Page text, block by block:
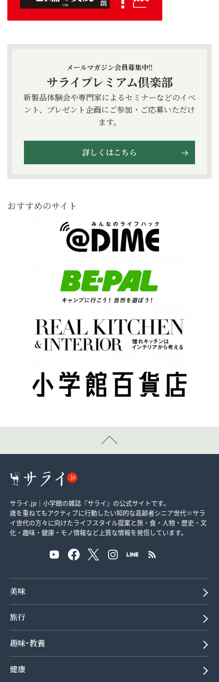
メールマガジン会員募集中!!
サライプレミアム倶楽部
新製品体験会や専門家によるセミナーなどのイベ
ント、プレゼント企画にご参加・ご応募いただけ
ます。
詳しくはこちら
おすすめのサイト
サライ.jp｜小学館の雑誌『サライ』の公式サイトです。
歳を重ねてもアクティブに行動したい知的な高齢者シニア世代＝サラ
イ世代の方々に向けたライフスタイル提案と旅・食・人物・歴史・文
化・趣味・健康・モノ情報など上質な情報を発信しています。
美味
旅行
趣味･教養
健康